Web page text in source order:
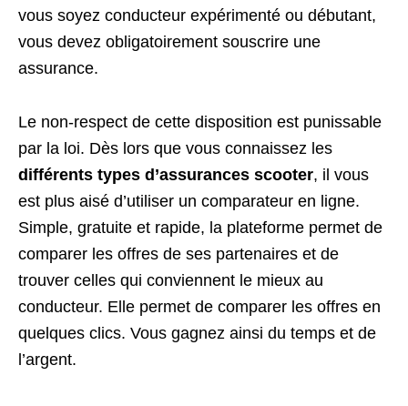
vous soyez conducteur expérimenté ou débutant,
vous devez obligatoirement souscrire une
assurance.
Le non-respect de cette disposition est punissable
par la loi. Dès lors que vous connaissez les
différents types d’assurances scooter, il vous
est plus aisé d’utiliser un comparateur en ligne.
Simple, gratuite et rapide, la plateforme permet de
comparer les offres de ses partenaires et de
trouver celles qui conviennent le mieux au
conducteur. Elle permet de comparer les offres en
quelques clics. Vous gagnez ainsi du temps et de
l’argent.